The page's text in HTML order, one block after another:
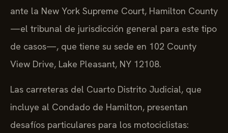
ante la New York Supreme Court, Hamilton County
—el tribunal de jurisdicción general para este tipo
de casos—, que tiene su sede en 102 County
View Drive, Lake Pleasant, NY 12108.
Las carreteras del Cuarto Distrito Judicial, que
incluye al Condado de Hamilton, presentan
desafíos particulares para los motociclistas: